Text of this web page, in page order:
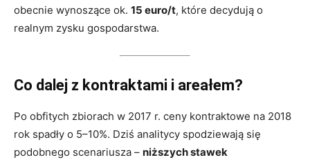
obecnie wynoszące ok. 15 euro/t, które decydują o
realnym zysku gospodarstwa.
Co dalej z kontraktami i areałem?
Po obfitych zbiorach w 2017 r. ceny kontraktowe na 2018
rok spadły o 5–10%. Dziś analitycy spodziewają się
podobnego scenariusza – niższych stawek